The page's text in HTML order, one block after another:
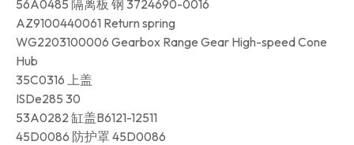
56A0485 隔离板 钢 3724690-0016
AZ9100440061 Return spring
WG2203100006 Gearbox Range Gear High-speed Cone
Hub
35C0316 上盖
ISDe285 30
53A0282 缸盖B6121-12511
45D0086 防护罩 45D0086